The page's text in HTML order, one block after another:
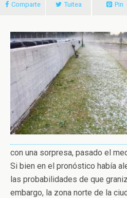
Comparte Tuitea Pin
con una sorpresa, pasado el
Si bien en el pronóstico había
las probabilidades de que
embargo, la zona norte de la